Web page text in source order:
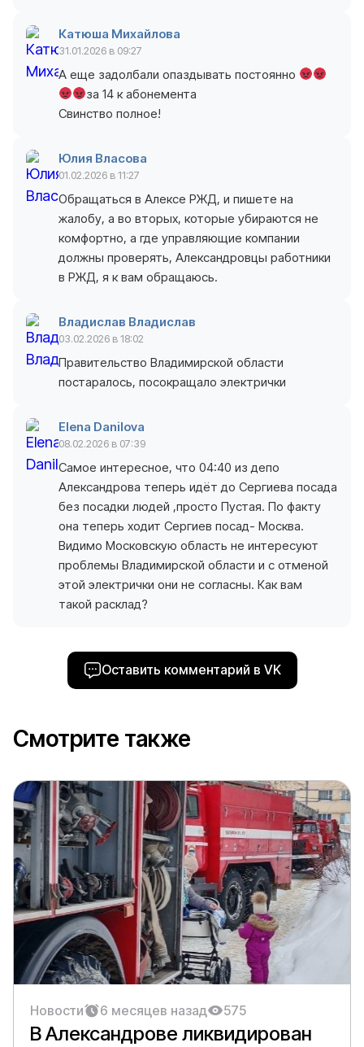
Катюша Михайлова
31.01.2026 в 09:27
А еще задолбали опаздывать постоянно
за 14 к абонемента
Свинство полное!
Юлия Власова
01.02.2026 в 11:27
Обращаться в Алексе РЖД, и пишете на
жалобу, а во вторых, которые убираются не
комфортно, а где управляющие компании
должны проверять, Александровцы работники
в РЖД, я к вам обращаюсь.
Владислав Владислав
03.02.2026 в 18:02
Правительство Владимирской области
постаралось, посокращало электрички
Elena Danilova
08.02.2026 в 07:39
Самое интересное, что 04:40 из депо
Александрова теперь идёт до Сергиева посада
без посадки людей ,просто Пустая. По факту
она теперь ходит Сергиев посад- Москва.
Видимо Московскую область не интересуют
проблемы Владимирской области и с отменой
этой электрички они не согласны. Как вам
такой расклад?
Оставить комментарий в VK
Смотрите также
Новости 6 месяцев назад 575
В Александрове ликвидирован